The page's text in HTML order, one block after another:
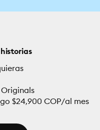
$24,900 COP/al mes